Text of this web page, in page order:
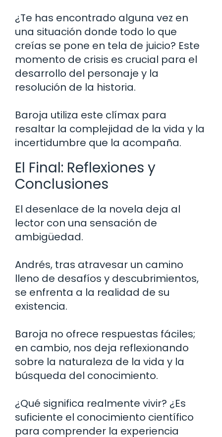
¿Te has encontrado alguna vez en
una situación donde todo lo que
creías se pone en tela de juicio? Este
momento de crisis es crucial para el
desarrollo del personaje y la
resolución de la historia.
Baroja utiliza este clímax para
resaltar la complejidad de la vida y la
incertidumbre que la acompaña.
El Final: Reflexiones y
Conclusiones
El desenlace de la novela deja al
lector con una sensación de
ambigüedad.
Andrés, tras atravesar un camino
lleno de desafíos y descubrimientos,
se enfrenta a la realidad de su
existencia.
Baroja no ofrece respuestas fáciles;
en cambio, nos deja reflexionando
sobre la naturaleza de la vida y la
búsqueda del conocimiento.
¿Qué significa realmente vivir? ¿Es
suficiente el conocimiento científico
para comprender la experiencia